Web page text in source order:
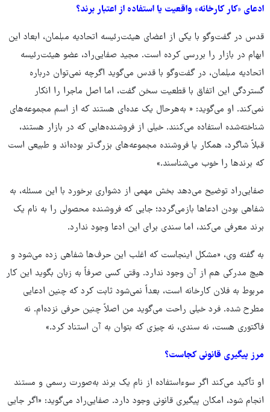
ادعای «کار کارخانه» واقعیت یا استفاده از اعتبار برند؟
قدس در گفت‌وگو با یکی از اعضای هیئت‌رئیسه اتحادیه مبلمان، ابعاد این
ابهام در بازار را بررسی کرده است. مجید صفایی‌راد، عضو هیئت‌رئیسه
اتحادیه مبلمان، در گفت‌وگو با قدس می‌گوید اگرچه نمی‌توان درباره
گستردگی این اتفاق با قطعیت سخن گفت، اما اصل ماجرا را انکار
نمی‌کند. او می‌گوید: « به‌هرحال یک عده‌ای هستند که از اسم مجموعه‌های
شناخته‌شده استفاده می‌کنند. خیلی از فروشنده‌هایی که در بازار هستند،
قبلاً شاگرد، همکار یا فروشنده مجموعه‌های بزرگ‌تر بوده‌اند و طبیعی است
که برندها را خوب می‌شناسند.»
صفایی‌راد توضیح می‌دهد بخش مهمی از دشواری برخورد با این مسئله، به
شفاهی بودن ادعاها بازمی‌گردد؛ جایی که فروشنده محصولی را به نام یک
برند معرفی می‌کند، اما سندی برای این ادعا وجود ندارد.
به گفته وی، «مشکل اینجاست که اغلب این حرف‌ها شفاهی زده می‌شود و
هیچ مدرکی هم از آن وجود ندارد. وقتی کسی صرفاً به زبان بگوید این کار
مربوط به فلان کارخانه است، بعداً نمی‌شود ثابت کرد که چنین ادعایی
مطرح شده. فرد خیلی راحت می‌گوید من اصلاً چنین حرفی نزده‌ام. نه
فاکتوری هست، نه سندی، نه چیزی که بتوان به آن استناد کرد.»
مرز پیگیری قانونی کجاست؟
او تأکید می‌کند اگر سوءاستفاده از نام یک برند به‌صورت رسمی و مستند
انجام شود، امکان پیگیری قانونی وجود دارد. صفایی‌راد می‌گوید: «اگر جایی